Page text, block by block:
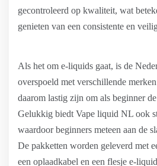
gecontroleerd op kwaliteit, wat
genieten van een consistente en
Als het om e-liquids gaat, is de
overspoeld met verschillende
daarom lastig zijn om als beginner
Gelukkig biedt Vape liquid NL ook
waardoor beginners meteen aan de
De pakketten worden geleverd met
een oplaadkabel en een flesje e-